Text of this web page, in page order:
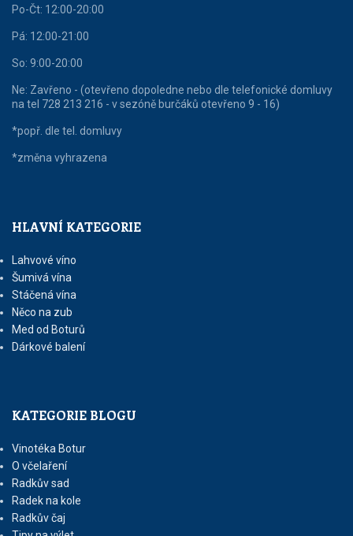
Po-Čt: 12:00-20:00
Pá: 12:00-21:00
So: 9:00-20:00
Ne: Zavřeno - (otevřeno dopoledne nebo dle telefonické domluvy
na tel 728 213 216 - v sezóně burčáků otevřeno 9 - 16)
*popř. dle tel. domluvy
*změna vyhrazena
HLAVNÍ KATEGORIE
Lahvové víno
Šumivá vína
Stáčená vína
Něco na zub
Med od Boturů
Dárkové balení
KATEGORIE BLOGU
Vinotéka Botur
O včelaření
Radkův sad
Radek na kole
Radkův čaj